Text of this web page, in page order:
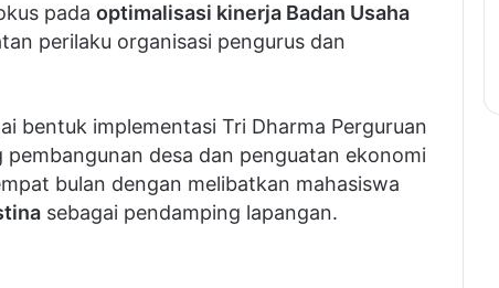
pada optimalisasi kinerja Badan Usaha
perilaku organisasi pengurus dan
bentuk implementasi Tri Dharma Perguruan
desa dan penguatan ekonomi
bulan dengan melibatkan mahasiswa
sebagai pendamping lapangan.